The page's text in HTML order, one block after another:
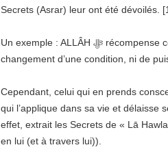
Secrets (Asrar) leur ont été dévoilés.
Un exemple : ALLÂH ﷻ récompense celui qui récite « Lā Hawla wa lā quwwata illā Bil LÂH (Il n’y a pas de
changement d’une condition, ni de
Cependant, celui qui en prends
qui l’applique dans sa vie et délaisse
effet, extrait les Secrets de « Lā
en lui (et à travers lui)).